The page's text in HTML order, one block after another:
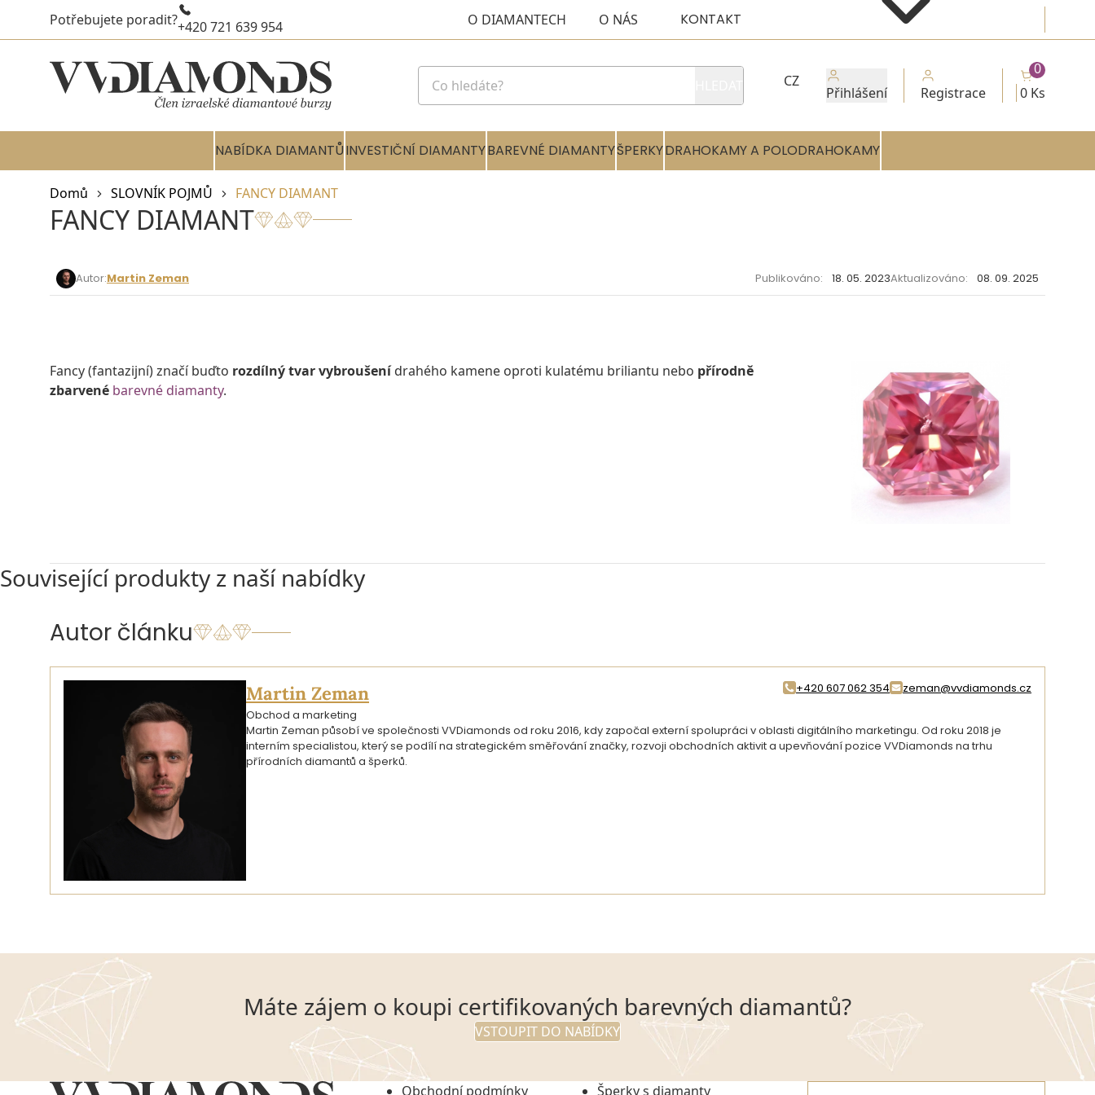
Potřebujete poradit?+420 721 639 954 O DIAMANTECH O NÁS KONTAKT
CZ
Přihlášení Registrace 0 Ks
0
NABÍDKA DIAMANTŮINVESTIČNÍ DIAMANTYBAREVNÉ DIAMANTYŠPERKYDRAHOKAMY A POLODRAHOKAMY
Domů SLOVNÍK POJMŮ FANCY DIAMANT
FANCY DIAMANT
Autor:Martin Zeman Publikováno: 18. 05. 2023Aktualizováno: 08. 09. 2025
Fancy (fantazijní) značí buďto rozdílný tvar vybroušenídrahého kamene oproti kulatému briliantu nebo přírodně
zbarvené barevné diamanty.
Související produkty z naší nabídky
Autor článku
Martin Zeman
Obchod a marketing
+420 607 062 354 zeman@vvdiamonds.cz
Martin Zeman působí ve společnosti VVDiamonds od roku 2016, kdy započal externí spolupráci v oblasti digitálního marketingu. Od roku 2018 je
interním specialistou, který se podílí na strategickém směřování značky, rozvoji obchodních aktivit a upevňování pozice VVDiamonds na trhu
přírodních diamantů a šperků.
Máte zájem o koupi certifikovaných barevných diamantů?
VSTOUPIT DO NABÍDKY
Obchodní podmínky Šperky s diamanty